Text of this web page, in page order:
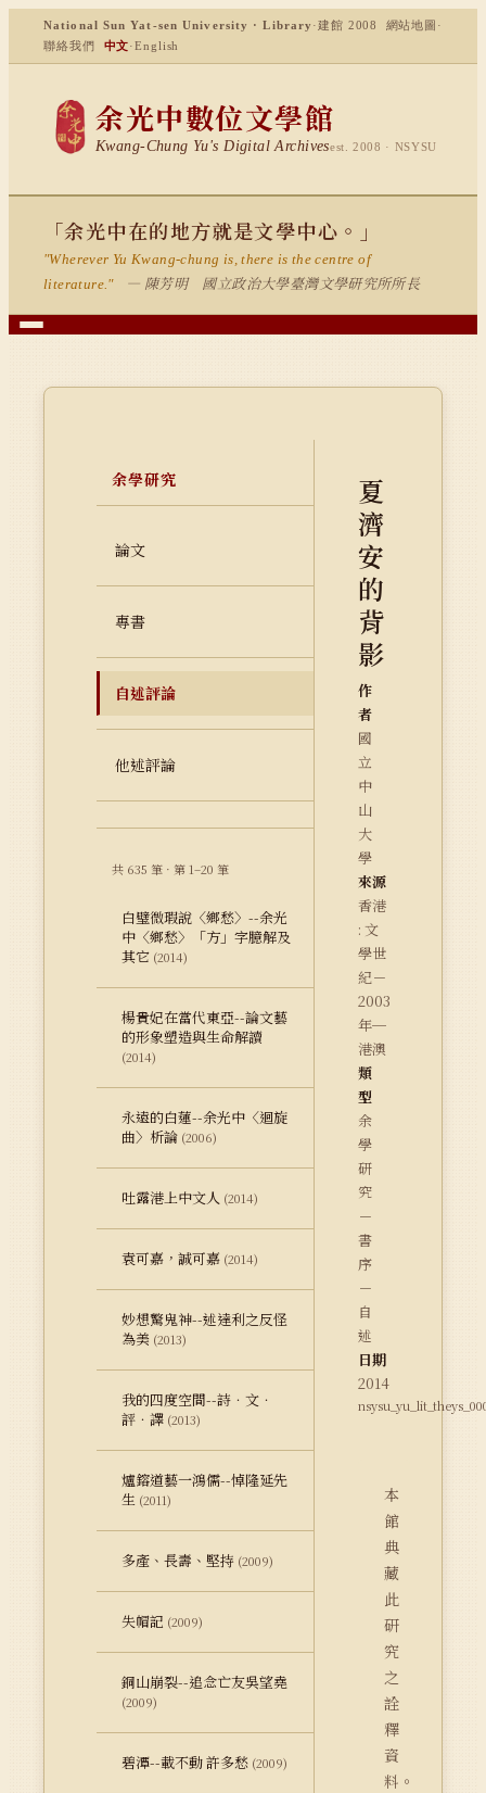
National Sun Yat-sen University · Library ·建館 2008 網站地圖 ·
聯絡我們
中文·English
余光中數位文學館
Kwang-Chung Yu's Digital Archivesest. 2008 · NSYSU
「余光中在的地方就是文學中心。」
"Wherever Yu Kwang-chung is, there is the centre of
literature."
— 陳芳明 國立政治大學臺灣文學研究所所長
余學研究
論文
專書
自述評論
他述評論
共 635 筆 · 第 1–20 筆
白璧微瑕說〈鄉愁〉--余光
中〈鄉愁〉「方」字臆解及
其它 (2014)
楊貴妃在當代東亞--論文藝
的形象塑造與生命解讀
(2014)
永遠的白蓮--余光中〈迴旋
曲〉析論 (2006)
吐露港上中文人 (2014)
袁可嘉，誠可嘉 (2014)
妙想驚鬼神--述達利之反怪
為美 (2013)
我的四度空間--詩．文．
評．譯 (2013)
爐鎔道藝一鴻儒--悼隆延先
生 (2011)
多產、長壽、堅持 (2009)
失帽記 (2009)
銅山崩裂--追念亡友吳望堯
(2009)
碧潭--載不動 許多愁 (2009)
夏
濟
安
的
背
影
作
者
國
立
中
山
大
學
來源
香港
: 文
學世
紀－
2003
年─
港澳
類
型
余
學
研
究
－
書
序
－
自
述
日期
2014
本
館
典
藏
此
研
究
之
詮
釋
資
料。